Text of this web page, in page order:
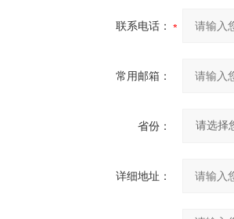
联系电话：
常用邮箱：
省份：
详细地址：